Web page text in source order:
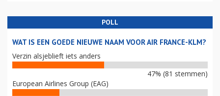
POLL
WAT IS EEN GOEDE NIEUWE NAAM VOOR AIR FRANCE-KLM?
Verzin alsjeblieft iets anders
47% (81 stemmen)
European Airlines Group (EAG)